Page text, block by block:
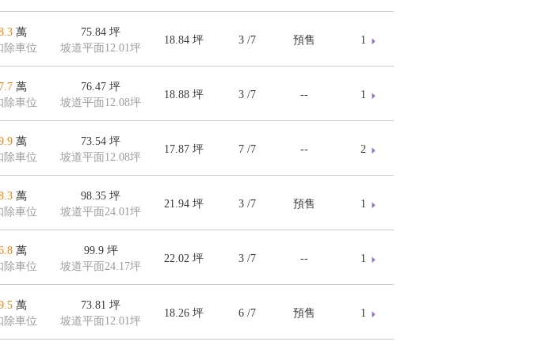
萬
除車位
75.84 坪
坡道平面12.01坪
18.84 坪 3 /7 預售 1
萬
除車位
76.47 坪
坡道平面12.08坪
18.88 坪 3 /7 -- 1
萬
除車位
73.54 坪
坡道平面12.08坪
17.87 坪 7 /7 -- 2
萬
除車位
98.35 坪
坡道平面24.01坪
21.94 坪 3 /7 預售 1
萬
除車位
99.9坪
坡道平面24.17坪
22.02 坪 3 /7 -- 1
萬
除車位
73.81 坪
坡道平面12.01坪
18.26 坪 6 /7 預售 1